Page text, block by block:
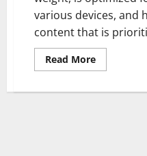
various devices, and
content that is
Read MoreRead
more
global